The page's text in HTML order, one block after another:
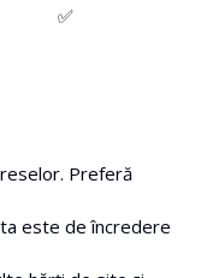
✅
Preferă
este de încredere